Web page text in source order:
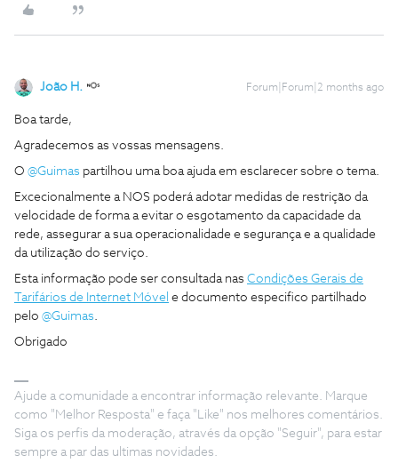
João H. Forum|Forum|2 months ago
Boa tarde,
Agradecemos as vossas mensagens.
O ​ @Guimas partilhou uma boa ajuda em esclarecer sobre o tema.
Excecionalmente a NOS poderá adotar medidas de restrição da
velocidade de forma a evitar o esgotamento da capacidade da
rede, assegurar a sua operacionalidade e segurança e a qualidade
da utilização do serviço.
Esta informação pode ser consultada nas Condições Gerais de
Tarifários de Internet Móvel e documento especifico partilhado
pelo ​ @Guimas.
Obrigado
Ajude a comunidade a encontrar informação relevante. Marque
como "Melhor Resposta" e faça "Like" nos melhores comentários.
Siga os perfis da moderação, através da opção "Seguir", para estar
sempre a par das ultimas novidades.